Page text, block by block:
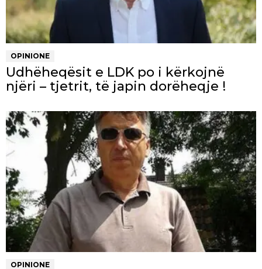
OPINIONE
Udhëheqësit e LDK po i kërkojnë
njëri – tjetrit, të japin dorëheqje !
OPINIONE